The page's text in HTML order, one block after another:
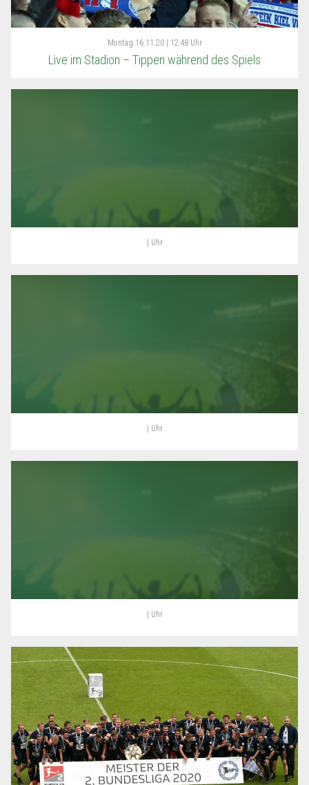
Montag 16.11.20 | 12:48 Uhr
Live im Stadion – Tippen während des Spiels
| Uhr
| Uhr
| Uhr